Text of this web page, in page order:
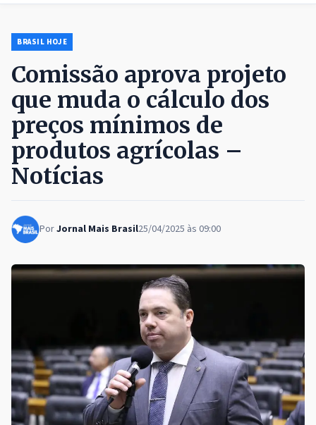
BRASIL HOJE
Comissão aprova projeto
que muda o cálculo dos
preços mínimos de
produtos agrícolas –
Notícias
PorJornal Mais Brasil25/04/2025 às 09:00